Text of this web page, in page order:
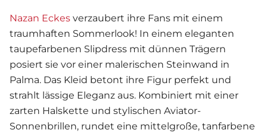
Nazan Eckes verzaubert ihre Fans mit einem
traumhaften Sommerlook! In einem eleganten
taupefarbenen Slipdress mit dünnen Trägern
posiert sie vor einer malerischen Steinwand in
Palma. Das Kleid betont ihre Figur perfekt und
strahlt lässige Eleganz aus. Kombiniert mit einer
zarten Halskette und stylischen Aviator-
Sonnenbrillen, rundet eine mittelgroße, tanfarbene